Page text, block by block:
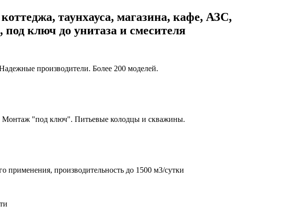
таунхауса, магазина, кафе, АЗС,
ключ до унитаза и смесителя
производители. Более 200 моделей.
Монтаж "под ключ". Питьевые колодцы и скважины.
применения, производительность до 1500 м3/сутки